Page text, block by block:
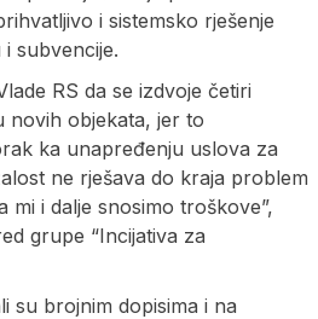
i sistemsko rješenje
subvencije.
RS da se izdvoje četiri
novih objekata, jer to
ka unapređenju uslova za
ne rješava do kraja problem
mi i dalje snosimo troškove”,
grupe “Incijativa za
su brojnim dopisima i na